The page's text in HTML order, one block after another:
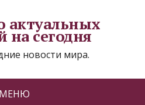
актуальных
на сегодня
новости мира.
МЕНЮ